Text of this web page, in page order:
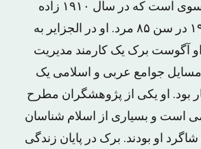
شرق‌شناس فرانسوی است که در سال ۱۹۱۰ زاده
شد و در سال ۱۹۹۵ در سن ۸۵ مرد. او در الجزایر به
او آگوست برک یک کارمند مدیریت
مسایل جوامع عربی و اسلامی یک
بود. او یکی از پژوهشگران مطرح
است و بسیاری از اسلام شناسان
او بودند. برک در پایان زندگی